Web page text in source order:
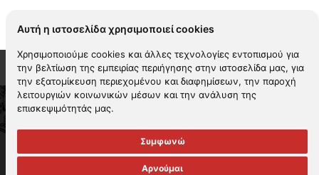
Αυτή η ιστοσελίδα χρησιμοποιεί cookies
Χρησιμοποιούμε cookies και άλλες τεχνολογίες εντοπισμού για
την βελτίωση της εμπειρίας περιήγησης στην ιστοσελίδα μας, για
την εξατομίκευση περιεχομένου και διαφημίσεων, την παροχή
λειτουργιών κοινωνικών μέσων και την ανάλυση της
επισκεψιμότητάς μας.
Συμφωνώ
Αρνούμαι
2026 KYKNOS. All rights reserved -
απορρήτου-Πολιτική cookies-Περιβαλλοντική πολιτική
Πολιτική εταιρικής ηθικής
παρενόχλησης & Διαχείρισης καταγγελιών